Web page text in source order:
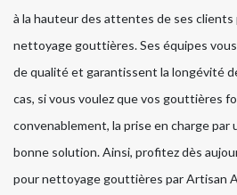
à la hauteur des attentes de ses
nettoyage gouttières. Ses équipes
de qualité et garantissent la longévité
cas, si vous voulez que vos gouttières
convenablement, la prise en charge par
bonne solution. Ainsi, profitez dès
pour nettoyage gouttières par Artisan